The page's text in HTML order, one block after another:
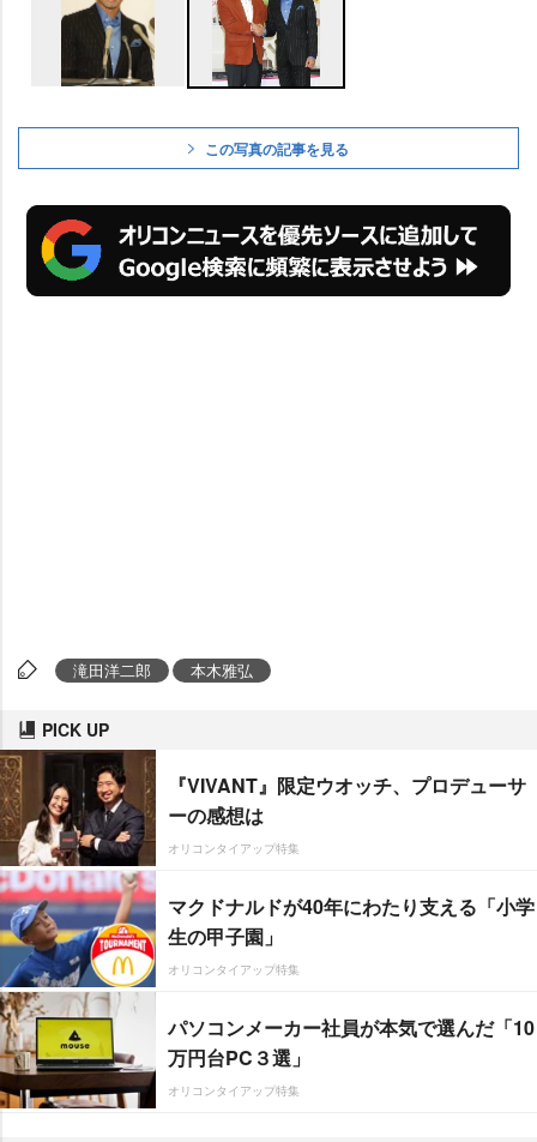
この写真の記事を見る
滝田洋二郎 本木雅弘
PICK UP
『VIVANT』限定ウオッチ、プロデューサ
ーの感想は
オリコンタイアップ特集
マクドナルドが40年にわたり支える「小学
生の甲子園」
オリコンタイアップ特集
パソコンメーカー社員が本気で選んだ「10
万円台PC３選」
オリコンタイアップ特集